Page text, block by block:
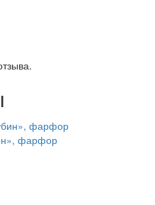
фарфор